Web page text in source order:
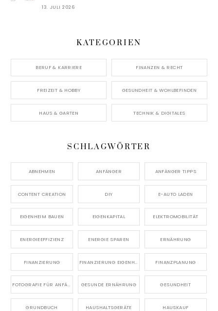
13. JULI 2026
KATEGORIEN
BERUF & KARRIERE FINANZEN & RECHT
FREIZEIT & HOBBY GESUNDHEIT & WOHLBEFINDEN
HAUS & GARTEN TECHNIK & DIGITALES
SCHLAGWÖRTER
ABNEHMEN ANFÄNGER ANFÄNGER TIPPS
CONTENT CREATION DIY E-AUTO LADEN
EIGENHEIM BAUEN EIGENKAPITAL ELEKTROMOBILITÄT
ENERGIEEFFIZIENZ ENERGIE SPAREN ERNÄHRUNG
FINANZIERUNG FINANZIERUNG EIGENHEIM FINANZPLANUNG
FOTOGRAFIE FÜR ANFÄNGER GESUNDE ERNÄHRUNG GESUNDHEIT
GRUNDBUCH HAUSHALTSGERÄTE HAUSKAUF